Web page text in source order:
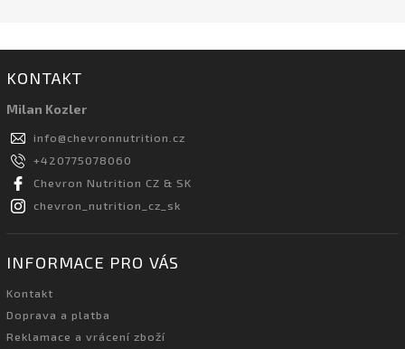
KONTAKT
Milan Kozler
info@chevronnutrition.cz
+420775078060
Chevron Nutrition CZ & SK
chevron_nutrition_cz_sk
INFORMACE PRO VÁS
Kontakt
Doprava a platba
Reklamace a vrácení zboží